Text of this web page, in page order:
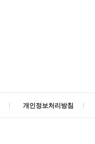
개인정보처리방침